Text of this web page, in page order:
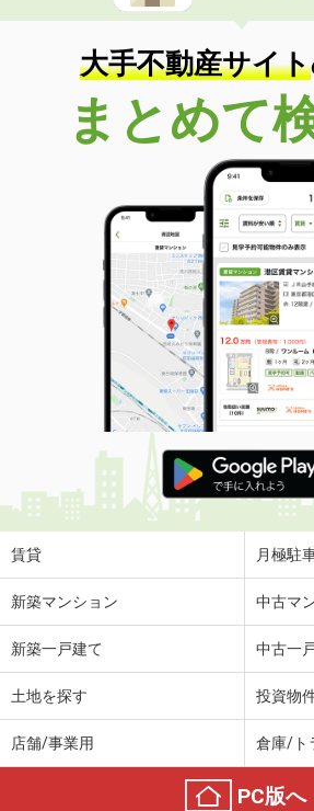
大手不動産サイト
まとめて
賃貸 月極駐
新築マンション 中古マ
新築一戸建て 中古一
土地を探す 投資物
店舗/事業用 倉庫/ト
PC版へ